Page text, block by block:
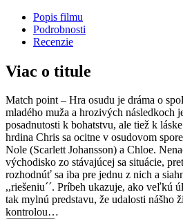
Popis filmu
Podrobnosti
Recenzie
Viac o titule
Match point – Hra osudu je dráma o
mladého muža a hrozivých následkoch
posadnutosti k bohatstvu, ale tiež k
hrdina Chris sa ocitne v osudovom
Nole (Scarlett Johansson) a Chloe.
východisko zo stávajúcej sa situácie,
rozhodnúť sa iba pre jednu z nich a
,,riešeniu´´. Príbeh ukazuje, ako veľkú
tak mylnú predstavu, že udalosti nášho
kontrolou…